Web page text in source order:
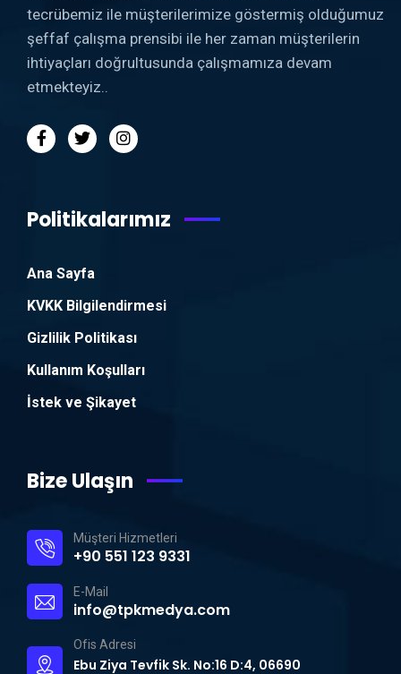
tecrübemiz ile müşterilerimize göstermiş olduğumuz
şeffaf çalışma prensibi ile her zaman müşterilerin
ihtiyaçları doğrultusunda çalışmamıza devam
etmekteyiz..
Politikalarımız
Ana Sayfa
KVKK Bilgilendirmesi
Gizlilik Politikası
Kullanım Koşulları
İstek ve Şikayet
Bize Ulaşın
Müşteri Hizmetleri
+90 551 123 9331
E-Mail
info@tpkmedya.com
Ofis Adresi
Ebu Ziya Tevfik Sk. No:16 D:4, 06690